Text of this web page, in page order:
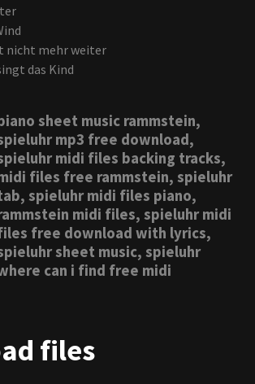
nicht mehr weiter
das Kind
sheet music rammstein,
mp3 free download,
midi files backing tracks,
files free rammstein, spieluhr
spieluhr midi files piano,
midi files, spieluhr midi
free download with lyrics,
sheet music, spieluhr
can i find free midi
files